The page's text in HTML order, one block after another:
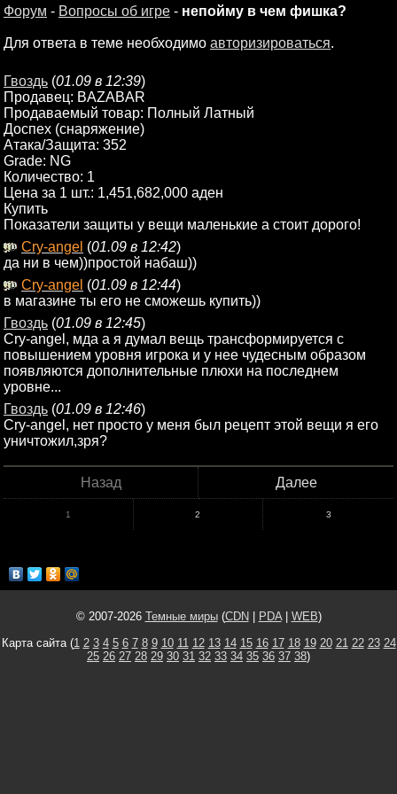
Форум - Вопросы об игре - непойму в чем фишка?
Для ответа в теме необходимо авторизироваться.
Гвоздь (01.09 в 12:39)
Продавец: BAZABAR
Продаваемый товар: Полный Латный
Доспех (снаряжение)
Атака/Защита: 352
Grade: NG
Количество: 1
Цена за 1 шт.: 1,451,682,000 аден
Купить
Показатели защиты у вещи маленькие а стоит дорого!
Cry-angel (01.09 в 12:42)
да ни в чем))простой набаш))
Cry-angel (01.09 в 12:44)
в магазине ты его не сможешь купить))
Гвоздь (01.09 в 12:45)
Cry-angel, мда а я думал вещь трансформируется с
повышением уровня игрока и у нее чудесным образом
появляются дополнительные плюхи на последнем
уровне...
Гвоздь (01.09 в 12:46)
Cry-angel, нет просто у меня был рецепт этой вещи я его
уничтожил,зря?
Назад Далее
1 2 3
© 2007-2026 Темные миры(CDN PDA| WEB)
Карта сайта (1 2 3 4 5 6 7 8 9 10 11 12 13 14 15 16 17 18 19 20 21 22 23 24
25 26 27 28 29 30 31 32 33 34 35 36 37 38)